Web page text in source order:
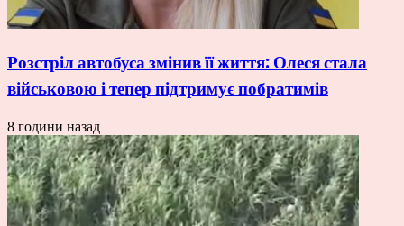
Розстріл автобуса змінив її життя: Олеся стала
військовою і тепер підтримує побратимів
8 години назад